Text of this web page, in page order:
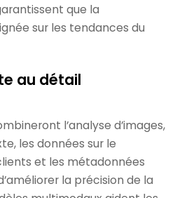
que la
sur les tendances du
au détail
l’analyse d’images,
les données sur le
et les métadonnées
la précision de la